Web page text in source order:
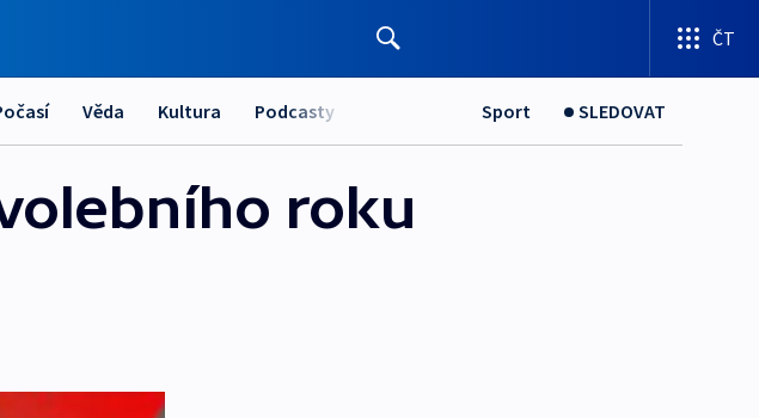
ČT
Věda Kultura Podcasty Sport SLEDOVAT
roku